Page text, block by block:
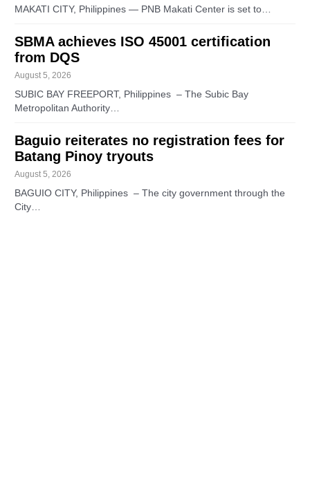
MAKATI CITY, Philippines — PNB Makati Center is set to…
SBMA achieves ISO 45001 certification
from DQS
August 5, 2026
SUBIC BAY FREEPORT, Philippines – The Subic Bay
Metropolitan Authority…
Baguio reiterates no registration fees for
Batang Pinoy tryouts
August 5, 2026
BAGUIO CITY, Philippines – The city government through the
City…